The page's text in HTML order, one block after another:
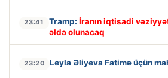
23:41 Tramp: İranın iqtisadi
əldə olunacaq
23:20 Leyla Əliyeva Fatimə üçün